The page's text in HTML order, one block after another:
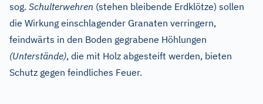
sog. Schulterwehren (stehen bleibende Erdklötze) sollen
die Wirkung einschlagender Granaten verringern,
feindwärts in den Boden gegrabene Höhlungen
(Unterstände), die mit Holz abgesteift werden, bieten
Schutz gegen feindliches Feuer.